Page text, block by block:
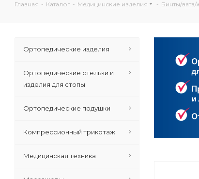
Главная - Каталог - Медицинские изделия - Бинты/вата/
Ортопедические изделия
Ортопедические стельки и
изделия для стопы
Ортопедические подушки
Компрессионный трикотаж
Медицинская техника